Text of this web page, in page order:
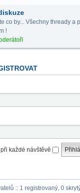
co by... Všechny thready a
!
každé návštěvě
:: 1 registrovaný, 0